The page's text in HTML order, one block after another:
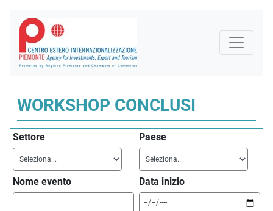
WORKSHOP CONCLUSI
Settore Paese
Nome evento Data inizio